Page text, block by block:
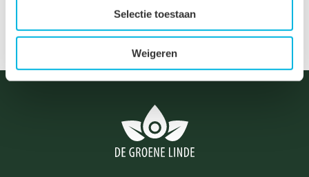
Selectie toestaan
Weigeren